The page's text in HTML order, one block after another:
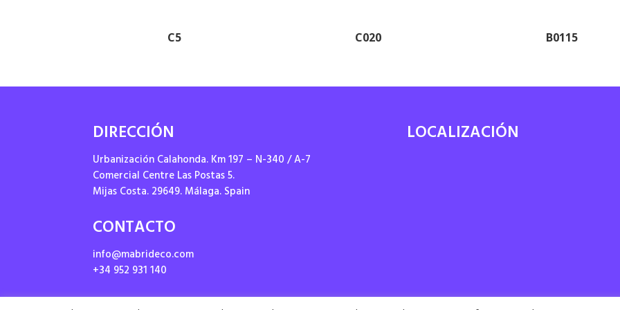
C5 C020 B0115
DIRECCIÓN
Urbanización Calahonda. Km 197 – N-340 / A-7
Comercial Centre Las Postas 5.
Mijas Costa. 29649. Málaga. Spain
CONTACTO
info@mabrideco.com
+34 952 931 140
LOCALIZACIÓN